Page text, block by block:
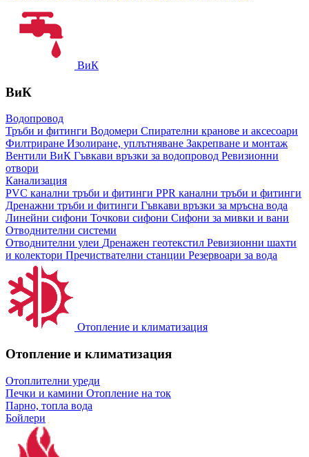
ВиК
ВиК
Водопровод
Тръби и фитинги Водомери Спирателни кранове и аксесоари
Филтриране Изолиране, уплътняване Закрепване и монтаж
Вентили ВиК Гъвкави връзки за водопровод Ревизионни
отвори
Канализация
PVC канални тръби и фитинги PPR канални тръби и фитинги
Дренажни тръби и фитинги Гъвкави връзки за мръсна вода
Линейни сифони Точкови сифони Сифони за мивки и вани
Отводнителни системи
Отводнителни улеи Дренажен геотекстил Ревизионни шахти
и колектори Пречиствателни станции Резервоари за вода
Отопление и климатизация
Отопление и климатизация
Отоплителни уреди
Печки и камини Отопление на ток
Парно, топла вода
Бойлери